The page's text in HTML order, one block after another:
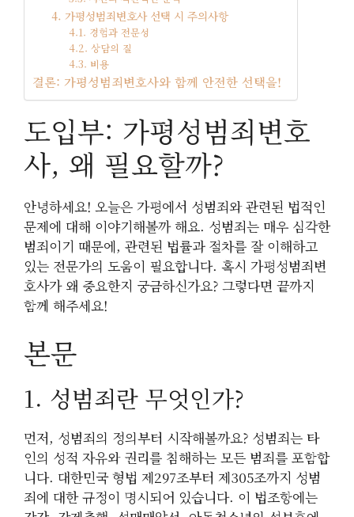
4. 가평성범죄변호사 선택 시 주의사항
4.1. 경험과 전문성
4.2. 상담의 질
4.3. 비용
결론: 가평성범죄변호사와 함께 안전한 선택을!
도입부: 가평성범죄변호
사, 왜 필요할까?
안녕하세요! 오늘은 가평에서 성범죄와 관련된 법적인
문제에 대해 이야기해볼까 해요. 성범죄는 매우 심각한
범죄이기 때문에, 관련된 법률과 절차를 잘 이해하고
있는 전문가의 도움이 필요합니다. 혹시 가평성범죄변
호사가 왜 중요한지 궁금하신가요? 그렇다면 끝까지
함께 해주세요!
본문
1. 성범죄란 무엇인가?
먼저, 성범죄의 정의부터 시작해볼까요? 성범죄는 타
인의 성적 자유와 권리를 침해하는 모든 범죄를 포함합
니다. 대한민국 형법 제297조부터 제305조까지 성범
죄에 대한 규정이 명시되어 있습니다. 이 법조항에는